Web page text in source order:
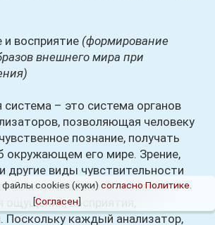
(формирование
внешнего мира при
– это система органов
позволяющая человеку
познание, получать
окружающем его мире. Зрение,
другие виды чувствительности
чувственного познания
восприятия,
Поскольку каждый анализатор,
файлы cookies (куки) согласно Политике
[Согласен]